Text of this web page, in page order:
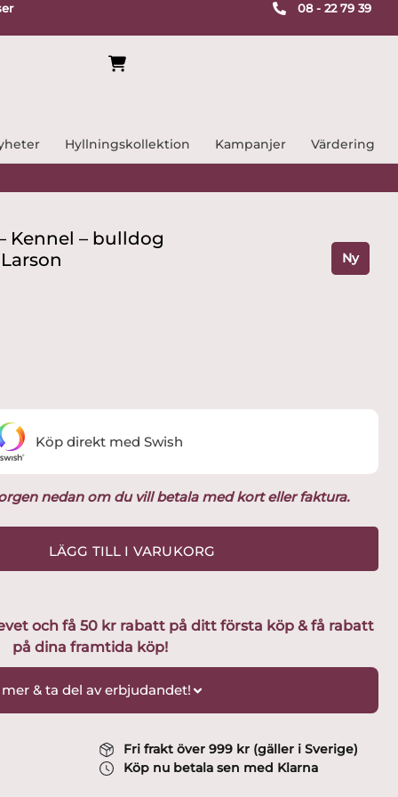
08 - 22 79 39
Hyllningskollektion Kampanjer Värdering
Kennel – bulldog
Ny
nedan om du vill betala med kort eller faktura.
LÄGG TILL I VARUKORG
Köp direkt med Swish
och få 50 kr rabatt på ditt första köp & få rabatt
på dina framtida köp!
mer & ta del av erbjudandet!
Fri frakt över 999 kr (gäller i Sverige)
Köp nu betala sen med Klarna